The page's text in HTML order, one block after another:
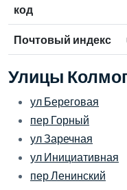
код
Почтовый индекс
Улицы
ул Береговая
пер Горный
ул Заречная
ул Инициативная
пер Ленинский